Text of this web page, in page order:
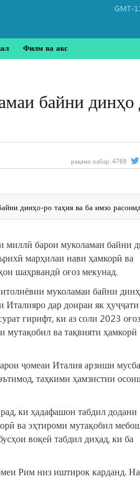
GMT-
Филм ва акс
байни динҳо
рақами хабар: 4769
динҳо-ро таҳия ва ба имзо
миллӣ барои муколамаи байни
марҳилаи нави ҳамкорӣ ва
шаҳрвандӣ оғоз мекунад.
муколамаи байни
Италияро дар доираи як ҳуҷҷати
гирифт, ки аз соли 2023 оғоз
ва тақвияти ҳамкорӣ
ҷомеаи Италия арзиши
таҳкими ҳамзистии
ки ҳадафашон табдил додани
ва эҳтироми мутақобил
воқеӣ табдил диҳад, ки ба
Рим низ иштирок карданд.